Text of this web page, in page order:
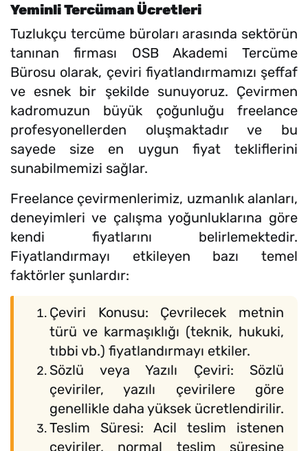
Yeminli Tercüman Ücretleri
Tuzlukçu tercüme büroları arasında sektörün
tanınan firması OSB Akademi Tercüme
Bürosu olarak, çeviri fiyatlandırmamızı şeffaf
ve esnek bir şekilde sunuyoruz. Çevirmen
kadromuzun büyük çoğunluğu freelance
profesyonellerden oluşmaktadır ve bu
sayede size en uygun fiyat tekliflerini
sunabilmemizi sağlar.
Freelance çevirmenlerimiz, uzmanlık alanları,
deneyimleri ve çalışma yoğunluklarına göre
kendi fiyatlarını belirlemektedir.
Fiyatlandırmayı etkileyen bazı temel
faktörler şunlardır:
Çeviri Konusu: Çevrilecek metnin
türü ve karmaşıklığı (teknik, hukuki,
tıbbi vb.) fiyatlandırmayı etkiler.
Sözlü veya Yazılı Çeviri: Sözlü
çeviriler, yazılı çevirilere göre
genellikle daha yüksek ücretlendirilir.
Teslim Süresi: Acil teslim istenen
çeviriler, normal teslim süresine